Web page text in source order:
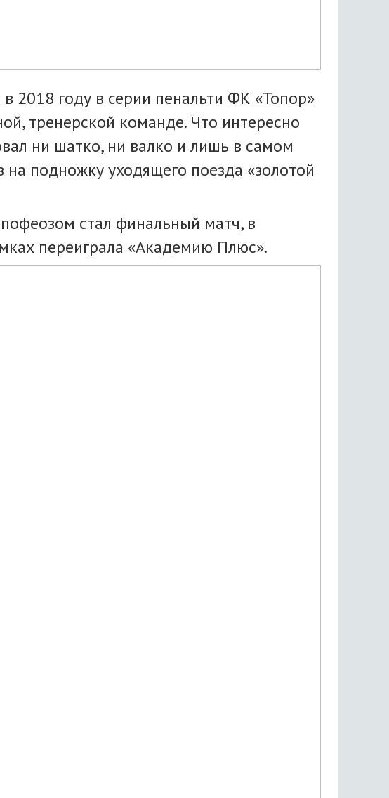
2018 году в серии пенальти ФК «Топор»
тренерской команде. Что интересно
ни шатко, ни валко и лишь в самом
подножку уходящего поезда «золотой
стал финальный матч, в
переиграла «Академию Плюс».